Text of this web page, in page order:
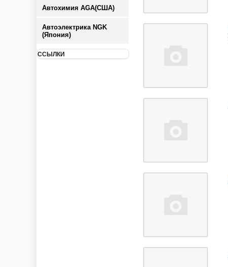
Автохимия AGA(США)
Автоэлектрика NGK
(Япония)
ССЫЛКИ